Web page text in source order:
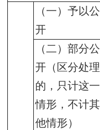
（一）予以公
开
（二）部分公
开（区分处理
的，只计这一
情形，不计其
他情形）